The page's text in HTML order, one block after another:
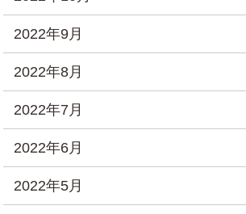
2022年9月
2022年8月
2022年7月
2022年6月
2022年5月